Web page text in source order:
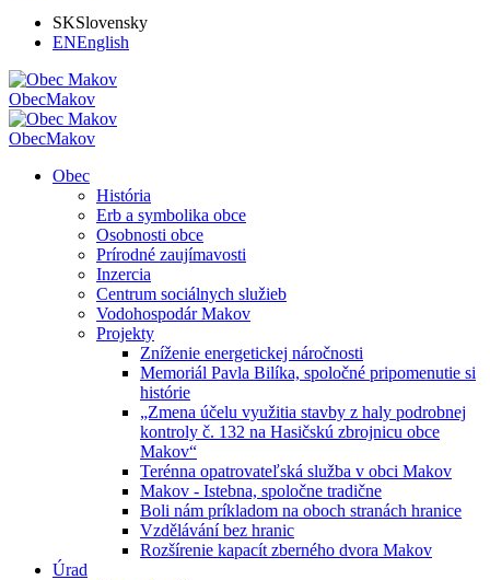
SKSlovensky
ENEnglish
ObecMakov
ObecMakov
Obec
História
Erb a symbolika obce
Osobnosti obce
Prírodné zaujímavosti
Inzercia
Centrum sociálnych služieb
Vodohospodár Makov
Projekty
Zníženie energetickej náročnosti
Memoriál Pavla Bilíka, spoločné pripomenutie si
histórie
„Zmena účelu využitia stavby z haly podrobnej
kontroly č. 132 na Hasičskú zbrojnicu obce
Makov“
Terénna opatrovateľská služba v obci Makov
Makov - Istebna, spoločne tradične
Boli nám príkladom na oboch stranách hranice
Vzdělávání bez hranic
Rozšírenie kapacít zberného dvora Makov
Úrad